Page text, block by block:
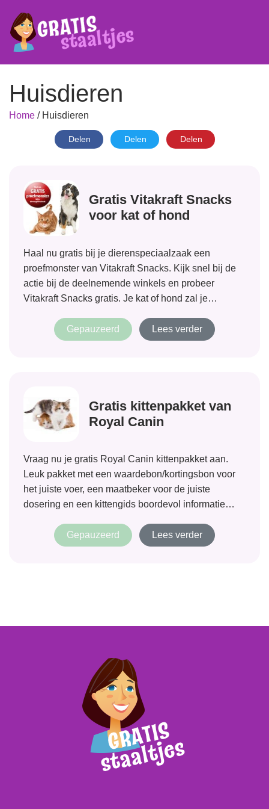
Huisdieren
Home / Huisdieren
Delen Delen Delen
Gratis Vitakraft Snacks
voor kat of hond
Haal nu gratis bij je dierenspeciaalzaak een
proefmonster van Vitakraft Snacks. Kijk snel bij de
actie bij de deelnemende winkels en probeer
Vitakraft Snacks gratis. Je kat of hond zal je
speciaalzaken.Gepauzeerd Lees verder
Gratis kittenpakket van
Royal Canin
Vraag nu je gratis Royal Canin kittenpakket aan.
Leuk pakket met een waardebon/kortingsbon voor
het juiste voer, een maatbeker voor de juiste
dosering en een kittengids boordevol informatie
van een kitten? Vraag je pakket aan...
Gepauzeerd Lees verder